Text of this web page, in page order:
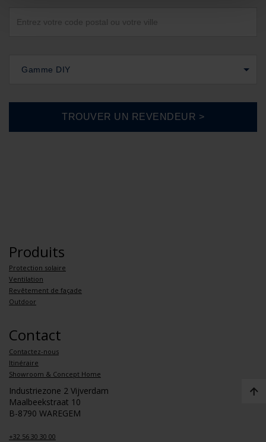
Gamme DIY
Produits
Protection solaire
Ventilation
Revêtement de façade
Outdoor
Contact
Contactez-nous
Itinéraire
Showroom & Concept Home
Industriezone 2 Vijverdam
Maalbeekstraat 10
B-8790 WAREGEM
+32 56 30 30 00